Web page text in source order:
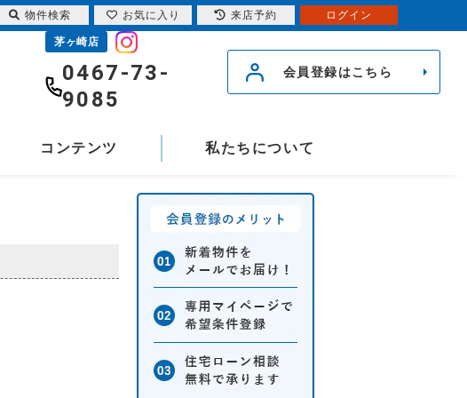
茅ヶ崎店
0467-73-
9085
会員登録はこちら
コンテンツ 私たちについて
物件検索 お気に入り 来店予約 ログイン